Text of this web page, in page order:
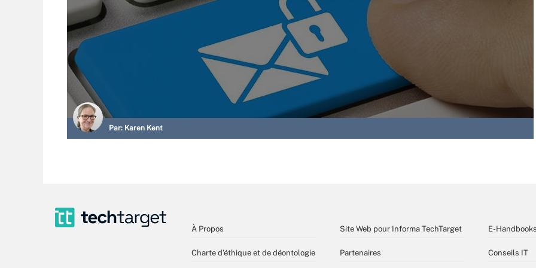
Par: Karen Kent
À Propos
Charte d’éthique et de déontologie
Site Web pour Informa TechTarget
Partenaires
E-
Conseils IT